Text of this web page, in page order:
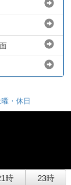
曜・休日
時 23時